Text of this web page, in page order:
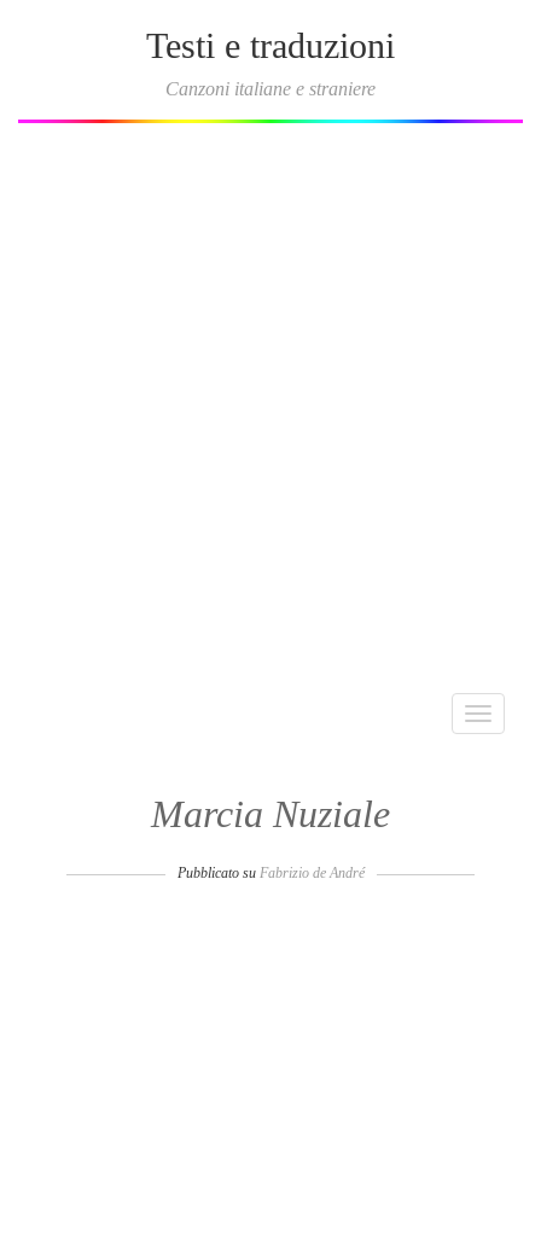
Testi e traduzioni
Canzoni italiane e straniere
Toggle
Marcia Nuziale
Pubblicato su Fabrizio de André